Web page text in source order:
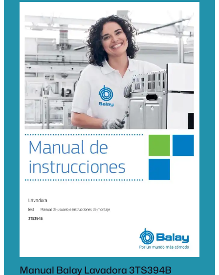
Manual Balay Lavadora 3TS394B